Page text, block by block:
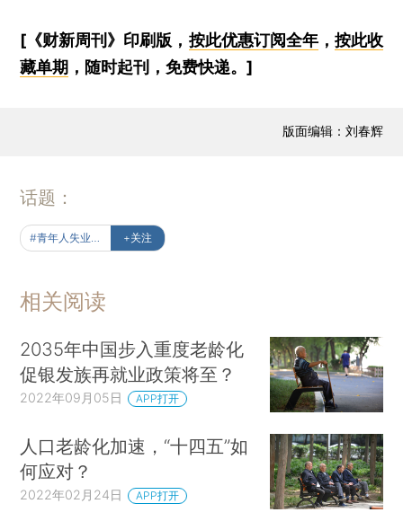
[《财新周刊》印刷版， 按此优惠订阅全年， 按此收
藏单期 ，随时起刊，免费快递。]
版面编辑：刘春辉
话题：
+关注
相关阅读
2035年中国步入重度老龄化
促银发族再就业政策将至？
2022年09月05日 APP打开
人口老龄化加速，“十四五”如
何应对？
2022年02月24日 APP打开